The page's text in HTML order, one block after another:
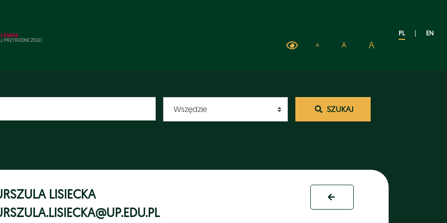
PL | EN
A A A
SZUKAJ
LISIECKA